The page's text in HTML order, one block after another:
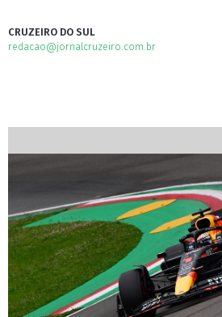
CRUZEIRO DO SUL
redacao@jornalcruzeiro.com.br